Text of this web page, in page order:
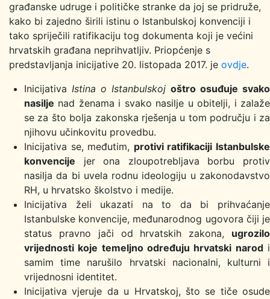
građanske udruge i političke stranke da joj se pridruže,
kako bi zajedno širili istinu o Istanbulskoj konvenciji i
tako spriječili ratifikaciju tog dokumenta koji je većini
hrvatskih građana neprihvatljiv. Priopćenje s
predstavljanja inicijative 20. listopada 2017. je ovdje.
Inicijativa Istina o Istanbulskoj oštro osuđuje svako
nasilje nad ženama i svako nasilje u obitelji, i zalaže
se za što bolja zakonska rješenja u tom području i za
njihovu učinkovitu provedbu.
Inicijativa se, međutim, protivi ratifikaciji Istanbulske
konvencije jer ona zloupotrebljava borbu protiv
nasilja da bi uvela rodnu ideologiju u zakonodavstvo
RH, u hrvatsko školstvo i medije.
Inicijativa želi ukazati na to da bi prihvaćanje
Istanbulske konvencije, međunarodnog ugovora čiji je
status pravno jači od hrvatskih zakona, ugrozilo
vrijednosti koje temeljno određuju hrvatski narodi
samim time narušilo hrvatski nacionalni, kulturni i
vrijednosni identitet.
Inicijativa vjeruje da u Hrvatskoj, što se tiče osude